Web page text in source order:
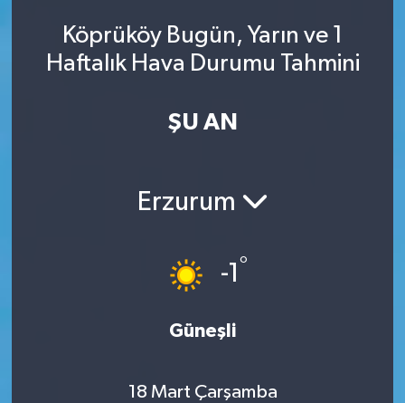
Köprüköy Bugün, Yarın ve 1
Haftalık Hava Durumu Tahmini
ŞU AN
Erzurum
-1°
Güneşli
18 Mart Çarşamba
Ekonomi
Spor
Trafik Durumu
TFF 3.Lig 4.Grup Puan Durumu ve Fikstür